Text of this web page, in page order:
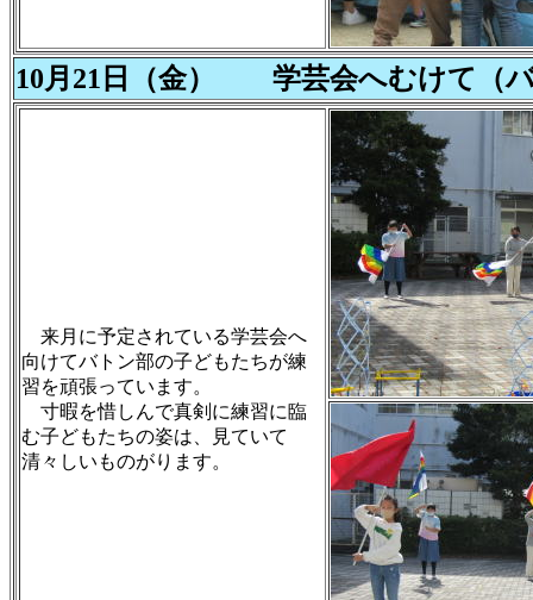
10月21日（金） 学芸会へむけて（
来月に予定されている学芸会へ
向けてバトン部の子どもたちが練
習を頑張っています。
寸暇を惜しんで真剣に練習に臨
む子どもたちの姿は、見ていて
清々しいものがります。